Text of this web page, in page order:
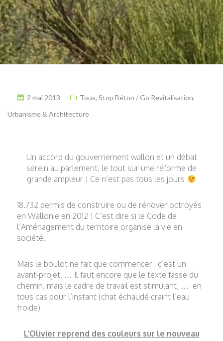
2 mai 2013 Tous, Stop Béton / Go Revitalisation,
Urbanisme & Architecture
Un accord du gouvernement wallon et un débat
serein au parlement, le tout sur une réforme de
grande ampleur ! Ce n’est pas tous les jours
18.732 permis de construire ou de rénover octroyés
en Wallonie en 2012 ! C’est dire si le Code de
l’Aménagement du territoire organise la vie en
société.
Mais le boulot ne fait que commencer : c’est un
avant-projet, … Il faut encore que le texte fasse du
chemin, mais le cadre de travail est stimulant, … en
tous cas pour l’instant (chat échaudé craint l’eau
froide)
L’Olivier reprend des couleurs sur le nouveau